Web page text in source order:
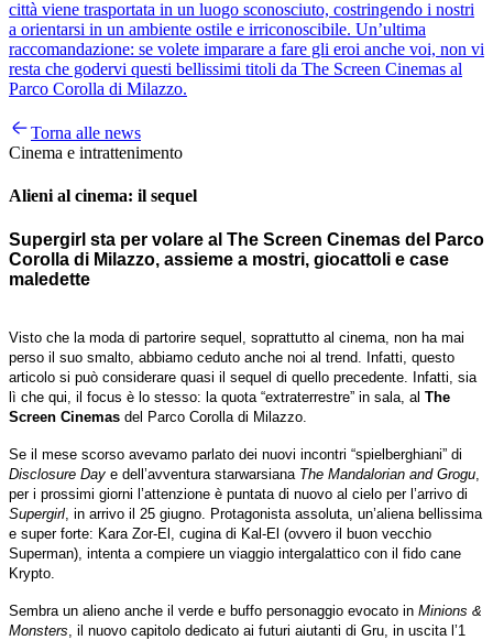
città viene trasportata in un luogo sconosciuto, costringendo i nostri
a orientarsi in un ambiente ostile e irriconoscibile. Un’ultima
raccomandazione: se volete imparare a fare gli eroi anche voi, non vi
resta che godervi questi bellissimi titoli da The Screen Cinemas al
Parco Corolla di Milazzo.
Torna alle news
Cinema e intrattenimento
Alieni al cinema: il sequel
Supergirl sta per volare al The Screen Cinemas del Parco
Corolla di Milazzo, assieme a mostri, giocattoli e case
maledette
Visto che la moda di partorire sequel, soprattutto al cinema, non ha mai
perso il suo smalto, abbiamo ceduto anche noi al trend. Infatti, questo
articolo si può considerare quasi il sequel di quello precedente. Infatti, sia
lì che qui, il focus è lo stesso: la quota “extraterrestre” in sala, al The
Screen Cinemas del Parco Corolla di Milazzo.
Se il mese scorso avevamo parlato dei nuovi incontri “spielberghiani” di
Disclosure Day e dell’avventura starwarsiana The Mandalorian and Grogu
per i prossimi giorni l’attenzione è puntata di nuovo al cielo per l’arrivo di
Supergirl , in arrivo il 25 giugno. Protagonista assoluta, un’aliena bellissima
e super forte: Kara Zor-El, cugina di Kal-El (ovvero il buon vecchio
Superman), intenta a compiere un viaggio intergalattico con il fido cane
Krypto.
Sembra un alieno anche il verde e buffo personaggio evocato in Minions &
Monsters , il nuovo capitolo dedicato ai futuri aiutanti di Gru, in uscita l’1